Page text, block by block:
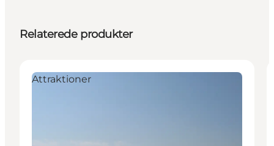
Relaterede produkter
Attraktioner